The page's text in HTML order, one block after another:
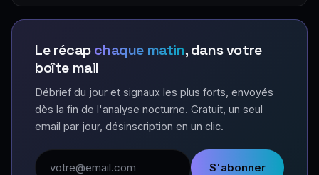
Le récapchaque matin, dans votre
boîte mail
Débrief du jour et signaux les plus forts, envoyés
dès la fin de l'analyse nocturne. Gratuit, un seul
email par jour, désinscription en un clic.
Adresse email
S'abonner